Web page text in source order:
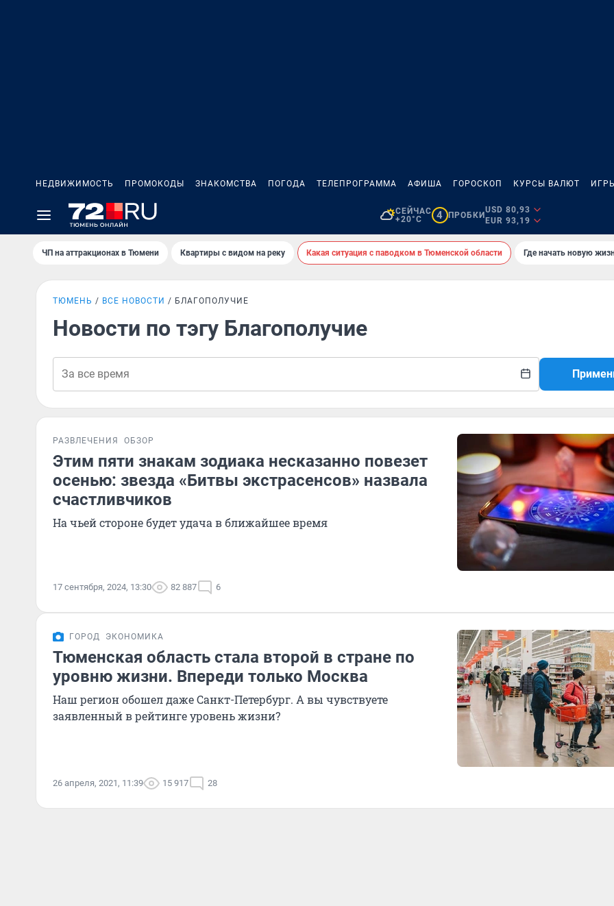
НЕДВИЖИМОСТЬ ПРОМОКОДЫ ЗНАКОМСТВА ПОГОДА ТЕЛЕПРОГРАММА АФИША ГОРОСКОП КУРСЫ ВАЛЮТ
СЕЙЧАС
+20°C
4 ПРОБКИ
USD 80,93
EUR 93,19
ЧП на аттракционах в Тюмени Квартиры с видом на реку Какая ситуация с паводком в Тюменской области Где начать новую
ТЮМЕНЬ ВСЕ НОВОСТИ БЛАГОПОЛУЧИЕ
Новости по тэгу Благополучие
РАЗВЛЕЧЕНИЯ ОБЗОР
Этим пяти знакам зодиака несказанно повезет
осенью: звезда «Битвы экстрасенсов» назвала
счастливчиков
На чьей стороне будет удача в ближайшее время
17 сентября, 2024, 13:30 82 887 6
ГОРОД ЭКОНОМИКА
Тюменская область стала второй в стране по
уровню жизни. Впереди только Москва
Наш регион обошел даже Санкт-Петербург. А вы чувствуете
заявленный в рейтинге уровень жизни?
26 апреля, 2021, 11:39 15 917 28